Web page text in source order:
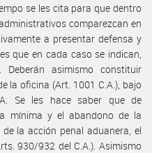
se les cita para que dentro
comparezcan en
a presentar defensa y
que en cada caso se indican,
Deberán asimismo constituir
la oficina (Art. 1001 C.A.), bajo
Se les hace saber que de
mínima y el abandono de la
la acción penal aduanera, el
930/932 del C.A.). Asimismo